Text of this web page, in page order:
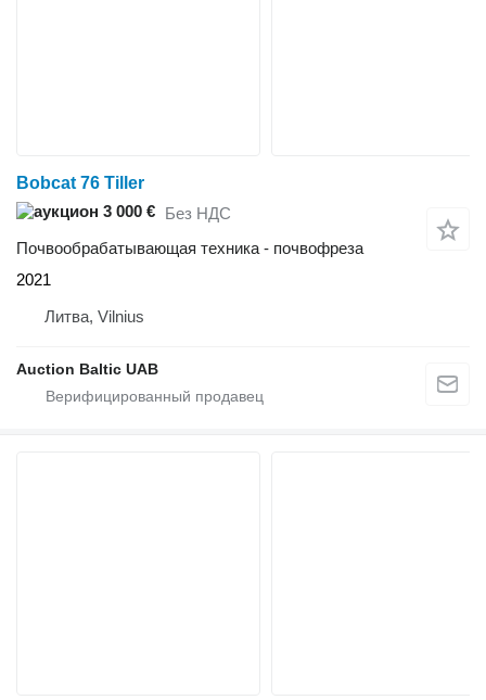
Bobcat 76 Tiller
3 000 € Без НДС
Почвообрабатывающая техника - почвофреза
2021
Литва, Vilnius
Auction Baltic UAB